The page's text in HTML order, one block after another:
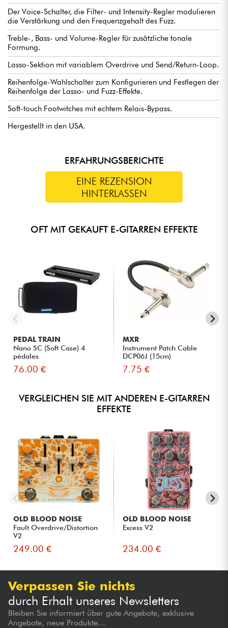
Der Voice-Schalter, die Filter- und Intensity-Regler modulieren
die Verstärkung und den Frequenzgehalt des Fuzz.
Treble-, Bass- und Volume-Regler für zusätzliche tonale
Formung.
Lasso-Sektion mit variablem Overdrive und Send/Return-Loop.
Reihenfolge-Wahlschalter zum Konfigurieren und Festlegen der
Reihenfolge der Lasso- und Fuzz-Effekte.
Soft-touch Footwitches mit echtem Relais-Bypass.
Hergestellt in den USA.
ERFAHRUNGSBERICHTE
EINE REZENSION
HINTERLASSEN
OFT MIT GEKAUFT E-GITARREN EFFEKTE
PEDAL TRAIN
Nano SC (Soft Case) 4
pédales
76.00 €
MXR
Instrument Patch Cable
DCP06J (15cm)
7.75 €
VERGLEICHEN SIE MIT ANDEREN E-GITARREN
EFFEKTE
OLD BLOOD NOISE
Fault Overdrive/Distortion
V2
249.00 €
OLD BLOOD NOISE
Excess V2
234.00 €
Verpassen Sie nichts
durch Erhalt unseres Newsletters
Bleiben Sie informiert über gute Angebote, exklusive
Angebote, neue Produkte...